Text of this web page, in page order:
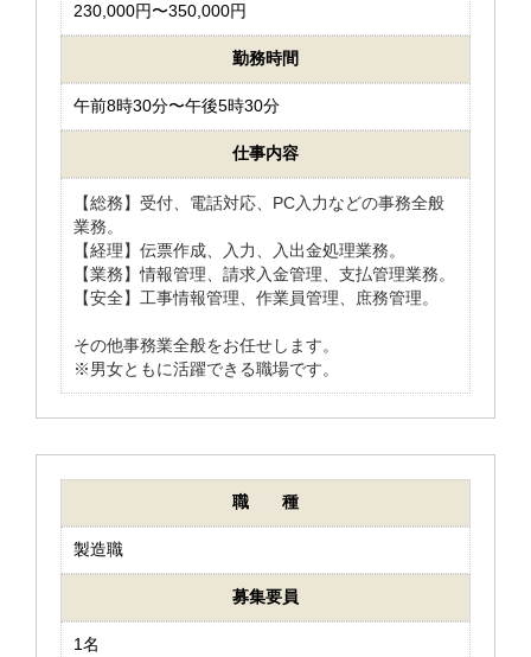
230,000円〜350,000円
勤務時間
午前8時30分〜午後5時30分
仕事内容
【総務】受付、電話対応、PC入力などの事務全般
業務。
【経理】伝票作成、入力、入出金処理業務。
【業務】情報管理、請求入金管理、支払管理業務。
【安全】工事情報管理、作業員管理、庶務管理。
その他事務業全般をお任せします。
※男女ともに活躍できる職場です。
職 種
製造職
募集要員
1名